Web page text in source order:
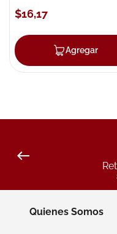
$16,17
Agregar
Quienes Somos